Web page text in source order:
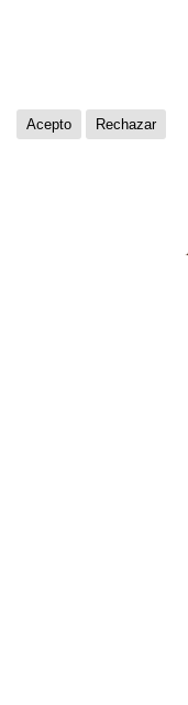
Acepto Rechazar